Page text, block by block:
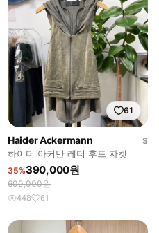
61
Haider Ackermann
S
하이더 아커만 레더 후드 자켓
35%390,000원
600,000원
448 61